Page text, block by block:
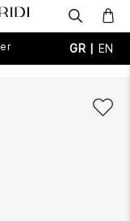
GR | EN